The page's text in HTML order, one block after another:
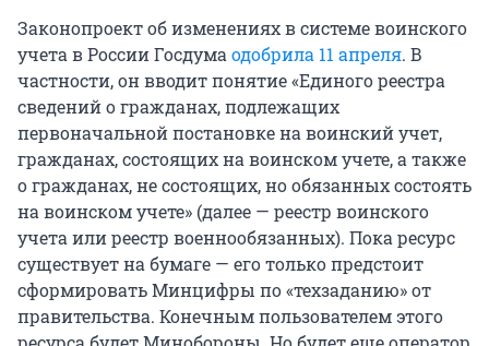
Законопроект об изменениях в системе воинского
учета в России Госдумаодобрила 11 апреля. В
частности, он вводит понятие «Единого реестра
сведений о гражданах, подлежащих
первоначальной постановке на воинский учет,
гражданах, состоящих на воинском учете, а также
о гражданах, не состоящих, но обязанных состоять
на воинском учете» (далее — реестр воинского
учета или реестр военнообязанных). Пока ресурс
существует на бумаге — его только предстоит
сформировать Минцифры по «техзаданию» от
правительства. Конечным пользователем этого